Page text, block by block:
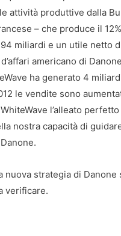
attività produttive dalla
– che produce il
miliardi e un utile netto
americano di
ha generato 4
le vendite sono
l’alleato
nostra capacità di
nuova strategia di
verificare.